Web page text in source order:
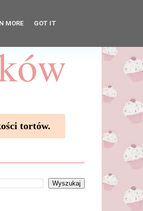
tortów.
MORE GOT IT